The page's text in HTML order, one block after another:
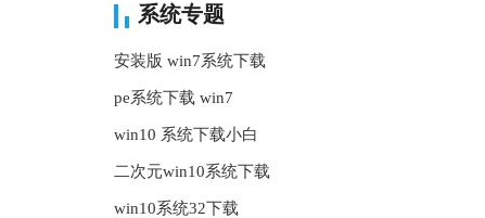
系统专题
安装版 win7系统下载
pe系统下载 win7
win10 系统下载小白
二次元win10系统下载
win10系统32下载